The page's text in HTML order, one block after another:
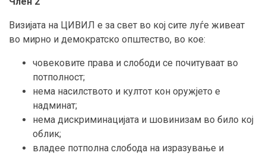
Визијата на ЦИВИЛ е за свет во кој сите луѓе живеат
во мирно и демократско општество, во кое:
човековите права и слободи се почитуваат во
потполност;
нема насилството и култот кон оружјето е
надминат;
нема дискриминацијата и шовинизам во било кој
облик;
владее потполна слобода на изразување и